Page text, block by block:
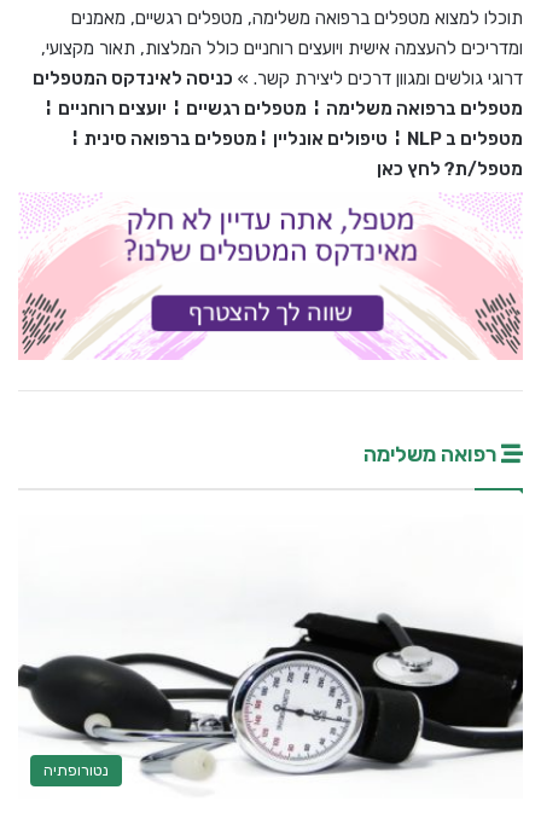
תוכלו למצוא מטפלים ברפואה משלימה, מטפלים רגשיים, מאמנים
ומדריכים להעצמה אישית ויועצים רוחניים כולל המלצות, תאור מקצועי,
דרוגי גולשים ומגוון דרכים ליצירת קשר. » כניסה לאינדקס המטפלים
מטפלים ברפואה משלימה ¦ מטפלים רגשיים ¦ יועצים רוחניים ¦
מטפלים ב NLP
¦ טיפולים אונליין ¦ מטפלים ברפואה סינית ¦
מטפל/ת? לחץ כאן
רפואה משלימה
נטורופתיה